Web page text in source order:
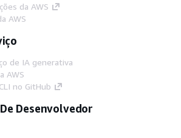
da AWS
AWS
de IA generativa
AWS
no GitHub
Desenvolvedor